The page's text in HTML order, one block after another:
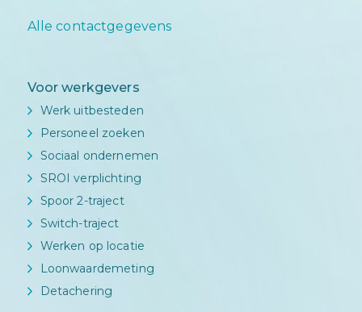
Alle contactgegevens
Voor werkgevers
Werk uitbesteden
Personeel zoeken
Sociaal ondernemen
SROI verplichting
Spoor 2-traject
Switch-traject
Werken op locatie
Loonwaardemeting
Detachering